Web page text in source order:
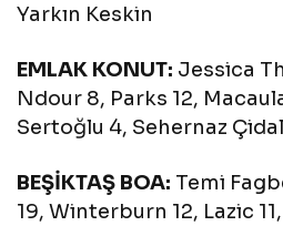
Yarkın Keskin
EMLAK KONUT: Jessica
Ndour 8, Parks 12,
Sertoğlu 4, Sehernaz Çidal
BEŞİKTAŞ BOA: Temi
19, Winterburn 12, Lazic 11,